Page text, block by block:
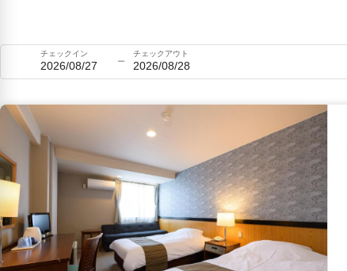
チェックイン
2026/08/27
チェックアウト
2026/08/28